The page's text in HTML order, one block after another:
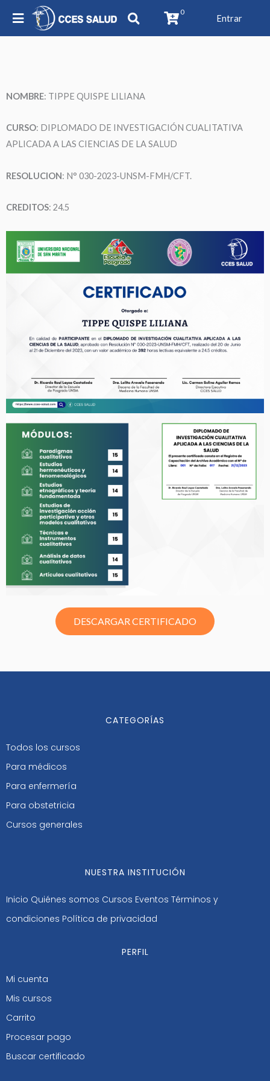
0
Entrar
NOMBRE: TIPPE QUISPE LILIANA
CURSO: DIPLOMADO DE INVESTIGACIÓN CUALITATIVA
APLICADA A LAS CIENCIAS DE LA SALUD
RESOLUCION: N° 030-2023-UNSM-FMH/CFT.
CREDITOS: 24.5
DESCARGAR CERTIFICADO
CATEGORÍAS
Todos los cursos
Para médicos
Para enfermería
Para obstetricia
Cursos generales
NUESTRA INSTITUCIÓN
Inicio Quiénes somos Cursos Eventos Términos y
condiciones Política de privacidad
PERFIL
Mi cuenta
Mis cursos
Carrito
Procesar pago
Buscar certificado